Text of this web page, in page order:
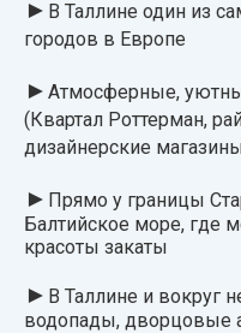
► В Таллине один из
городов в Европе
► Атмосферные,
(Квартал Роттерман,
дизайнерские
► Прямо у границы
Балтийское море, где
красоты закаты
► В Таллине и вокруг
водопады, дворцовые